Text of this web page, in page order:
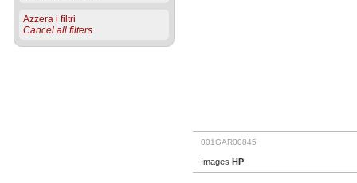
Azzera i filtri
Cancel all filters
001GAR00845
Images HP